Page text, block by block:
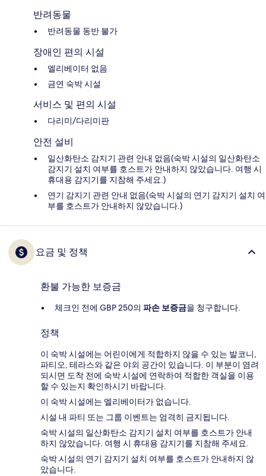
반려동물
반려동물 동반 불가
장애인 편의 시설
엘리베이터 없음
금연 숙박 시설
서비스 및 편의 시설
다리미/다리미판
안전 설비
일산화탄소 감지기 관련 안내 없음(숙박 시설의 일산화탄소
감지기 설치 여부를 호스트가 안내하지 않았습니다. 여행 시
휴대용 감지기를 지참해 주세요.)
연기 감지기 관련 안내 없음(숙박 시설의 연기 감지기 설치 여
부를 호스트가 안내하지 않았습니다.)
요금 및 정책
환불 가능한 보증금
체크인 전에 GBP 250의 파손 보증금을 청구합니다.
정책
이 숙박 시설에는 어린이에게 적합하지 않을 수 있는 발코니,
파티오, 테라스와 같은 야외 공간이 있습니다. 이 부분이 염려
되시면 도착 전에 숙박 시설에 연락하여 적합한 객실을 이용
할 수 있는지 확인하시기 바랍니다.
이 숙박 시설에는 엘리베이터가 없습니다.
시설 내 파티 또는 그룹 이벤트는 엄격히 금지됩니다.
숙박 시설의 일산화탄소 감지기 설치 여부를 호스트가 안내
하지 않았습니다. 여행 시 휴대용 감지기를 지참해 주세요.
숙박 시설의 연기 감지기 설치 여부를 호스트가 안내하지 않
았습니다.